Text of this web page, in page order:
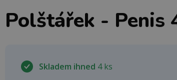
Polštářek - Penis
Skladem ihned 4 ks